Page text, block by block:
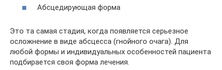
Абсцедирующая форма
Это та самая стадия, когда появляется серьезное
осложнение в виде абсцесса (гнойного очага). Для
любой формы и индивидуальных особенностей пациента
подбирается своя форма лечения.